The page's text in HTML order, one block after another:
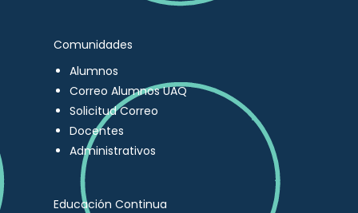
Comunidades
Alumnos
Correo Alumnos UAQ
Solicitud Correo
Docentes
Administrativos
Educación Continua